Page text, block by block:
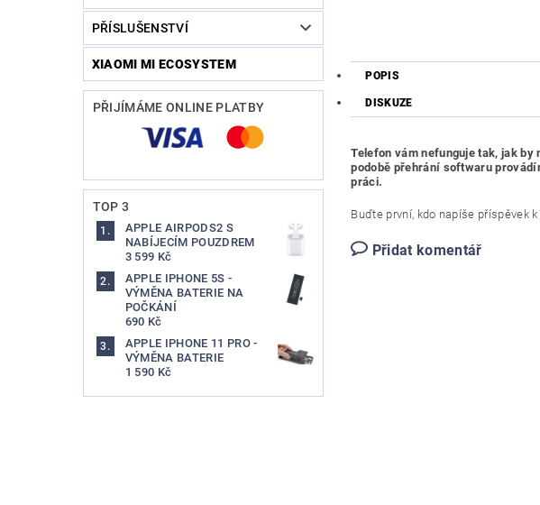
PŘÍSLUŠENSTVÍ
XIAOMI MI ECOSYSTEM
PŘIJÍMÁME ONLINE PLATBY
TOP 3
APPLE AIRPODS2 S
NABÍJECÍM POUZDREM
3 599 Kč
APPLE IPHONE 5S -
VÝMĚNA BATERIE NA
POČKÁNÍ
690 Kč
APPLE IPHONE 11 PRO -
VÝMĚNA BATERIE
1 590 Kč
POPIS
DISKUZE
Telefon vám nefunguje tak, jak
podobě přehrání softwaru
práci.
Buďte první, kdo napíše příspěvek
Přidat komentář